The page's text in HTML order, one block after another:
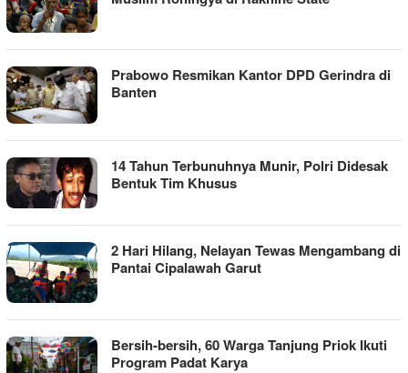
Prabowo Resmikan Kantor DPD Gerindra di
Banten
14 Tahun Terbunuhnya Munir, Polri Didesak
Bentuk Tim Khusus
2 Hari Hilang, Nelayan Tewas Mengambang di
Pantai Cipalawah Garut
Bersih-bersih, 60 Warga Tanjung Priok Ikuti
Program Padat Karya